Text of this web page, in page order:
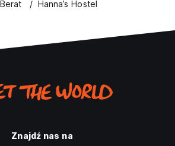
Hanna’s Hostel
Znajdź nas na